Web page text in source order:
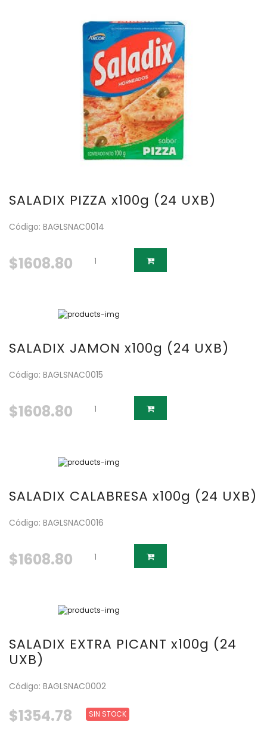
SALADIX PIZZA x100g (24 UXB)
Código: BAGLSNAC0014
$1608.80
SALADIX JAMON x100g (24 UXB)
Código: BAGLSNAC0015
$1608.80
SALADIX CALABRESA x100g (24 UXB)
Código: BAGLSNAC0016
$1608.80
SALADIX EXTRA PICANT x100g (24
UXB)
Código: BAGLSNAC0002
$1354.78 SIN STOCK